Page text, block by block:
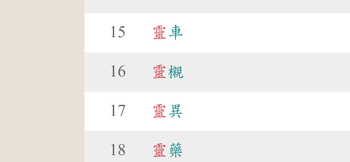
15 靈車
16 靈櫬
17 靈異
18 靈 藥